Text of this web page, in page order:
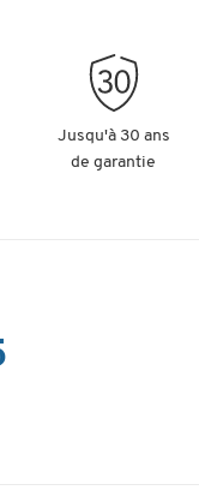
Jusqu'à 30 ans
de garantie